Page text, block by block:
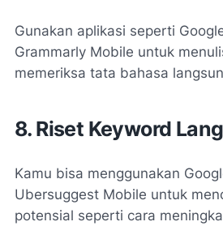
Gunakan aplikasi seperti
Grammarly Mobile untuk
memeriksa tata bahasa
8. Riset Keyword
Kamu bisa menggunakan
Ubersuggest Mobile untuk
potensial seperti cara